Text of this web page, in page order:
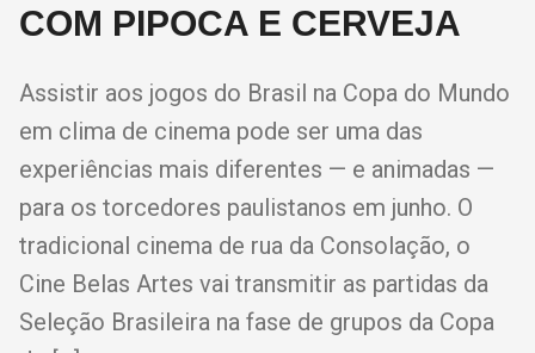
COM PIPOCA E CERVEJA
Assistir aos jogos do Brasil na Copa do Mundo
em clima de cinema pode ser uma das
experiências mais diferentes — e animadas —
para os torcedores paulistanos em junho. O
tradicional cinema de rua da Consolação, o
Cine Belas Artes vai transmitir as partidas da
Seleção Brasileira na fase de grupos da Copa